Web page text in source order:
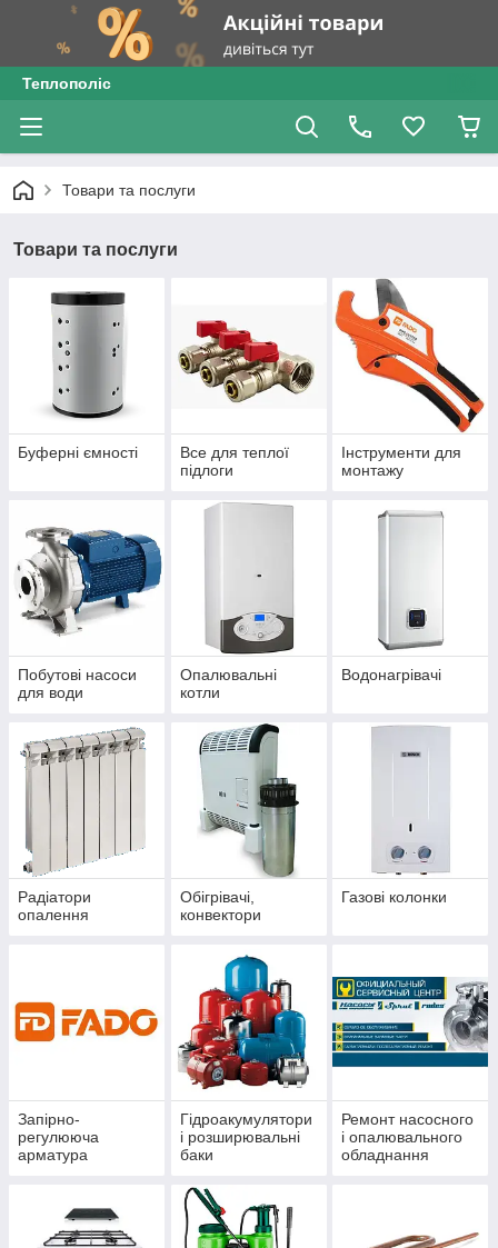
Теплополіс
Товари та послуги
Товари та послуги
Буферні ємності
Все для теплої
підлоги
Інструменти для
монтажу
Побутові насоси
для води
Опалювальні
котли
Водонагрівачі
Радіатори
опалення
Обігрівачі,
конвектори
Газові колонки
Запірно-
регулююча
арматура
Гідроакумулятори
і розширювальні
баки
Ремонт насосного
і опалювального
обладнання